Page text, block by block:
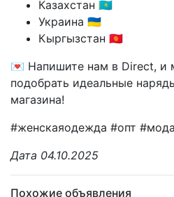
Казахстан 🇰🇿
Украина 🇺🇦
Кыргызстан 🇰🇬
💌 Напишите нам в Direct,
подобрать идеальные
магазина!
#женскаяодежда #опт
Дата 04.10.2025
Похожие объявления